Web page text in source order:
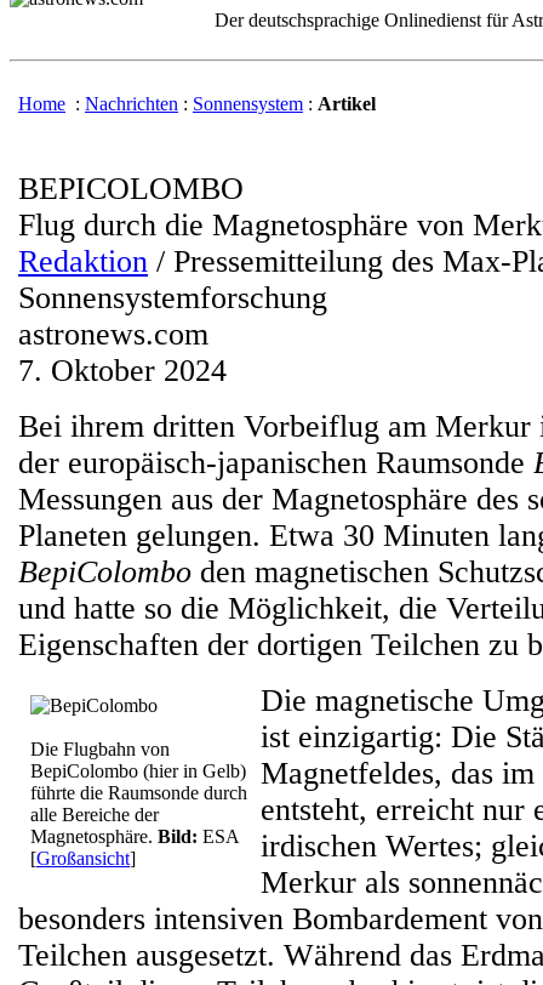
Der deutschsprachige Onlinedienst für
Home : Nachrichten : Sonnensystem : Artikel
BEPICOLOMBO
Flug durch die Magnetosphäre von
Redaktion / Pressemitteilung des Max-
Sonnensystemforschung
astronews.com
7. Oktober 2024
Bei ihrem dritten Vorbeiflug am Merkur
der europäisch-japanischen Raumsonde
Messungen aus der Magnetosphäre des
Planeten gelungen. Etwa 30 Minuten
BepiColombo den magnetischen
und hatte so die Möglichkeit, die
Eigenschaften der dortigen Teilchen zu
Die Flugbahn von
BepiColombo (hier in Gelb)
führte die Raumsonde durch
alle Bereiche der
Magnetosphäre. Bild: ESA
[Großansicht]
Die magnetische
ist einzigartig: Die
Magnetfeldes, das
entsteht, erreicht nur
irdischen Wertes;
Merkur als
besonders intensiven Bombardement
Teilchen ausgesetzt. Während das